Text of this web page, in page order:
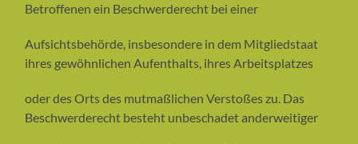
Betroffenen ein Beschwerderecht bei einer
Aufsichtsbehörde, insbesondere in dem Mitgliedstaat
ihres gewöhnlichen Aufenthalts, ihres Arbeitsplatzes
oder des Orts des mutmaßlichen Verstoßes zu. Das
Beschwerderecht besteht unbeschadet anderweitiger